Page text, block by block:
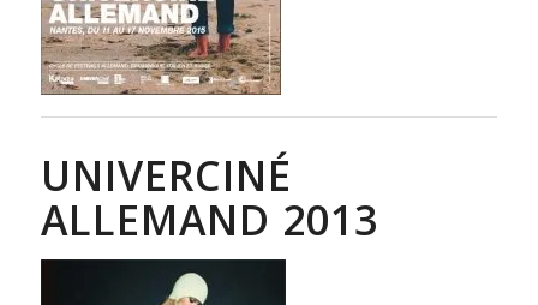
UNIVERCINÉ
ALLEMAND 2013